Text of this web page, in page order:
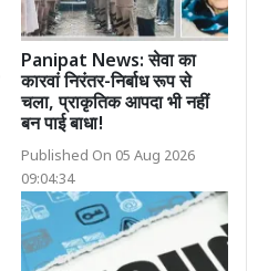
Panipat News: सेवा का
कारवां निरंतर-निर्बाध रूप से
चला, प्राकृतिक आपदा भी नहीं
बन पाई बाधा!
Published On 05 Aug 2026
09:04:34